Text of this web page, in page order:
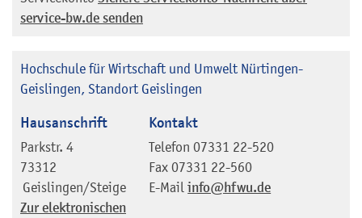
service-bw.de senden
Hochschule für Wirtschaft und Umwelt Nürtingen-
Geislingen, Standort Geislingen
Hausanschrift
Parkstr. 4
73312
Geislingen/Steige
Zur elektronischen
Kontakt
Telefon 07331 22-520
Fax 07331 22-560
E-Mail info@hfwu.de